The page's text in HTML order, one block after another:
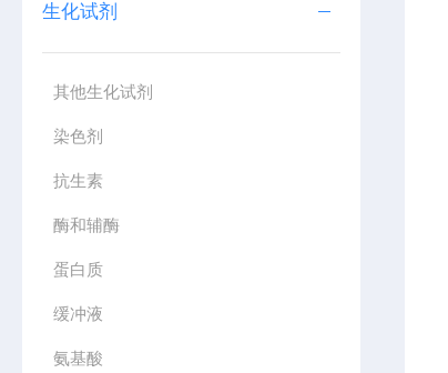
生化试剂
其他生化试剂
染色剂
抗生素
酶和辅酶
蛋白质
缓冲液
氨基酸